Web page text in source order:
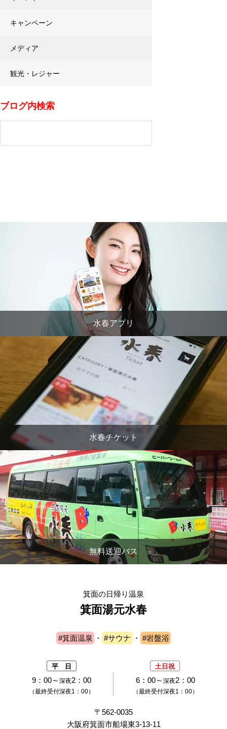
キャンペーン
メディア
観光・レジャー
ブログ内検索
水春アプリ
水春チケット
無料送迎バス
箕面の日帰り温泉
箕面湯元水春
#箕面温泉 ・ #サウナ ・ #岩盤浴
平 日 土日祝
9：00～ 深夜2：00
（最終受付深夜1：00）
6：00～ 深夜2：00
（最終受付深夜1：00）
〒562-0035
大阪府箕面市船場東3-13-11